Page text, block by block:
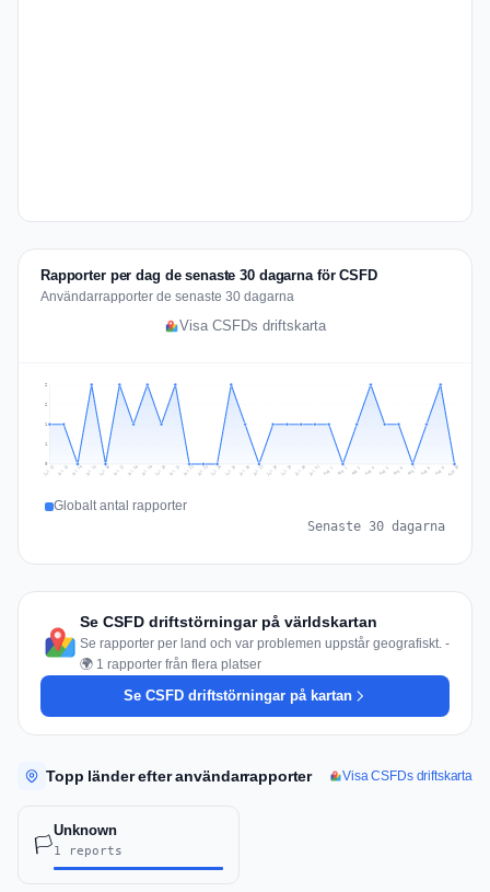
Rapporter per dag de senaste 30 dagarna för CSFD
Användarrapporter de senaste 30 dagarna
Visa CSFDs driftskarta
1
1
2
2
Jul 12 Jul 13 Jul 14 Jul 15 Jul 16 Jul 17 Jul 18 Jul 19 Jul 20 Jul 21 Jul 22 Jul 23 Jul 24 Jul 25 Jul 26 Jul 27 Jul 28 Jul 29 Jul 30 Jul 31 Aug 1 Aug 2 Aug 3 Aug 4 Aug 5 Aug 6 Aug 7 Aug 8 Aug 9 Aug 10
Globalt antal rapporter
Senaste 30 dagarna
Se CSFD driftstörningar på världskartan
Se rapporter per land och var problemen uppstår geografiskt. -
🌍 1 rapporter från flera platser
Se CSFD driftstörningar på kartan
Topp länder efter användarrapporter Visa CSFDs driftskarta
🏳️
Unknown
1 reports